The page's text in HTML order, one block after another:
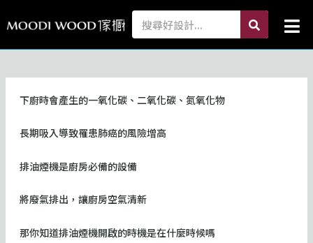
至
內
Search search
下廚時會產生的一氧化碳、二氧化碳、氮氧化物
長期吸入導致罹患肺癌的風險增高
排油煙機是廚房必備的設備
將廢氣排出，讓廚房空氣清新
那你知道排油煙機開啟的時機是在什麼時候嗎